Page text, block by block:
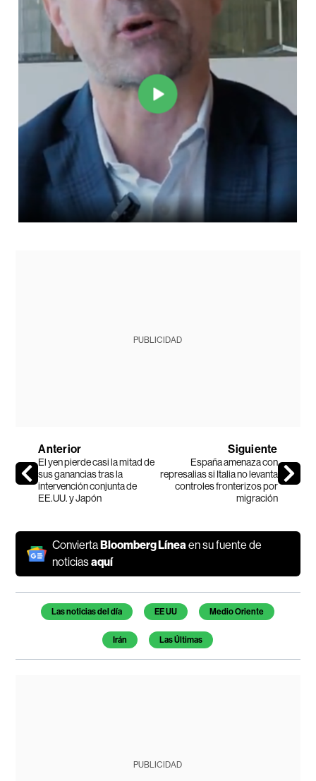
PUBLICIDAD
Anterior
El yen pierde casi la mitad de
sus ganancias tras la
intervención conjunta de
EE.UU. y Japón
Siguiente
España amenaza con
represalias si Italia no levanta
controles fronterizos por
migración
ConviertaBloomberg Líneaen su fuente de
noticiasaquí
Temas de este artículo
Las noticias del día EE UU Medio Oriente
Irán Las Últimas
PUBLICIDAD